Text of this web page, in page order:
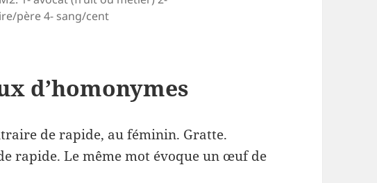
père 4- sang/cent
d’homonymes
de rapide, au féminin. Gratte.
rapide. Le même mot évoque un œuf de